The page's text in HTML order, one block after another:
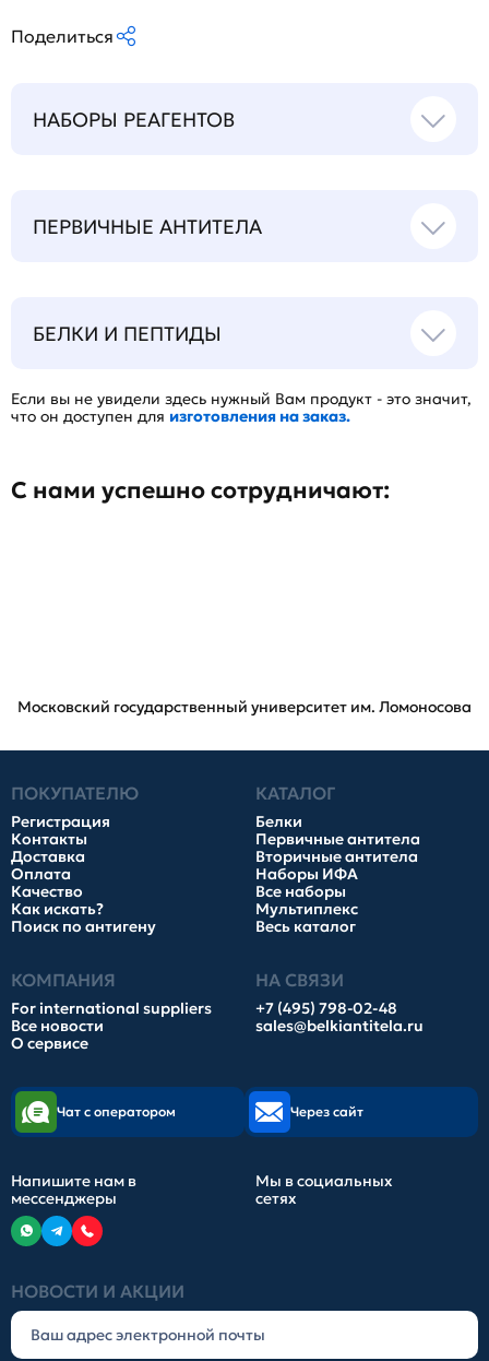
Поделиться
НАБОРЫ РЕАГЕНТОВ
ПЕРВИЧНЫЕ АНТИТЕЛА
БЕЛКИ И ПЕПТИДЫ
Если вы не увидели здесь нужный Вам продукт - это значит,
что он доступен для изготовления на заказ.
С нами успешно сотрудничают:
Московский государственный университет им. Ломоносова
ПОКУПАТЕЛЮ
Регистрация
Контакты
Доставка
Оплата
Качество
Как искать?
Поиск по антигену
КАТАЛОГ
Белки
Первичные антитела
Вторичные антитела
Наборы ИФА
Все наборы
Мультиплекс
Весь каталог
КОМПАНИЯ
For international suppliers
Все новости
О сервисе
НА СВЯЗИ
+7 (495) 798-02-48
sales@belkiantitela.ru
НОВОСТИ И АКЦИИ
Чат с оператором Через сайт
Напишите нам в
мессенджеры
Мы в социальных
сетях